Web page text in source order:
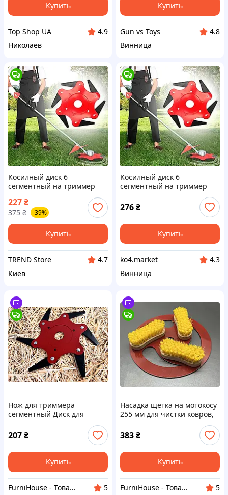
Купить
Top Shop UA
4.9
Николаев
Купить
Gun vs Toys
4.8
Винница
Косилный диск 6
сегментный на триммер
бензокосы
227₴
375 ₴ -39%
Купить
TREND Store
4.7
Киев
Косилный диск 6
сегментный на триммер
бензокосы
276₴
Купить
ko4.market
4.3
Винница
Нож для триммера
сегментный Диск для
бензокосы с 6-сегментами
стальной, на блистере
207₴
Купить
FurniHouse - Товары для дома и сада
5
Насадка щетка на мотокосу
255 мм для чистки ковров,
плитки и брусчатки, диск с
нейлоновыми щетками на
мотокоса, бензокоса
383₴
Купить
FurniHouse - Товары для дома и сада
5